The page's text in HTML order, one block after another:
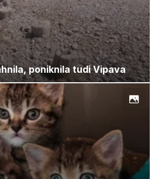
poniknila tudi Vipava